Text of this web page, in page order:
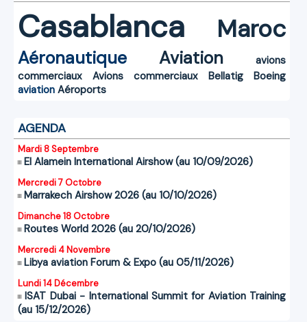
Casablanca Maroc
Aéronautique Aviation
avions
commerciaux
Avions commerciaux Bellatig
Boeing
aviation Aéroports
AGENDA
Mardi 8 Septembre
El Alamein International Airshow (au 10/09/2026)
Mercredi 7 Octobre
Marrakech Airshow 2026 (au 10/10/2026)
Dimanche 18 Octobre
Routes World 2026 (au 20/10/2026)
Mercredi 4 Novembre
Libya aviation Forum & Expo (au 05/11/2026)
Lundi 14 Décembre
ISAT Dubai - International Summit for Aviation Training
(au 15/12/2026)